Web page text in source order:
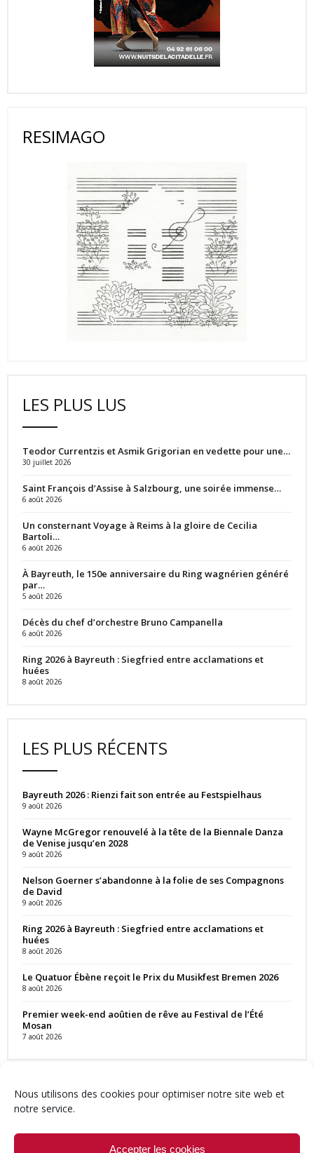
Nous utilisons des cookies pour optimiser notre site web et
notre service.
Accepter les cookies
RESIMAGO
LES PLUS LUS
Teodor Currentzis et Asmik Grigorian en vedette pour une…
30 juillet 2026
Saint François d’Assise à Salzbourg, une soirée immense…
6 août 2026
Un consternant Voyage à Reims à la gloire de Cecilia
Bartoli…
6 août 2026
À Bayreuth, le 150e anniversaire du Ring wagnérien généré
par…
5 août 2026
Décès du chef d’orchestre Bruno Campanella
6 août 2026
Ring 2026 à Bayreuth : Siegfried entre acclamations et
huées
8 août 2026
LES PLUS RÉCENTS
Bayreuth 2026 : Rienzi fait son entrée au Festspielhaus
9 août 2026
Wayne McGregor renouvelé à la tête de la Biennale Danza
de Venise jusqu’en 2028
9 août 2026
Nelson Goerner s’abandonne à la folie de ses Compagnons
de David
9 août 2026
Ring 2026 à Bayreuth : Siegfried entre acclamations et
huées
8 août 2026
Le Quatuor Ébène reçoit le Prix du Musikfest Bremen 2026
8 août 2026
Premier week-end aoûtien de rêve au Festival de l’Été
Mosan
7 août 2026